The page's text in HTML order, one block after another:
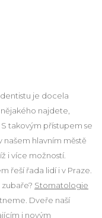
je docela
najdete,
takovým přístupem se
našem hlavním městě
i více možností.
řeší řada lidí i v Praze.
Stomatologie
Dveře naší
i novým